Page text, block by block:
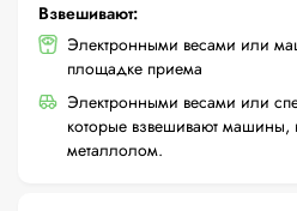
Взвешивают:
Электронными весами или
площадке приема
Электронными весами или
которые взвешивают машины,
металлолом.